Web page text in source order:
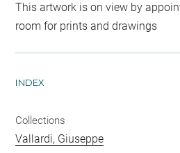
This artwork is on view by
room for prints and drawings
INDEX
Collections
Vallardi, Giuseppe